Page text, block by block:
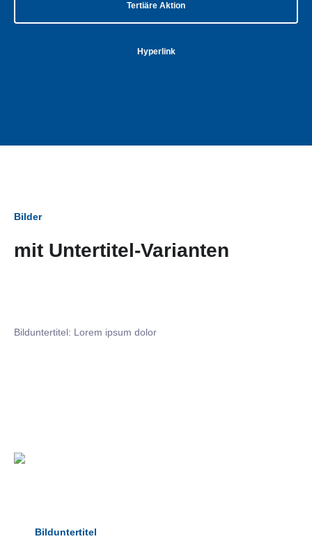
Tertiäre Aktion
Hyperlink
Bilder
mit Untertitel-Varianten
Bilduntertitel: Lorem ipsum dolor
Bilduntertitel